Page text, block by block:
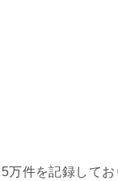
万件を記録してお